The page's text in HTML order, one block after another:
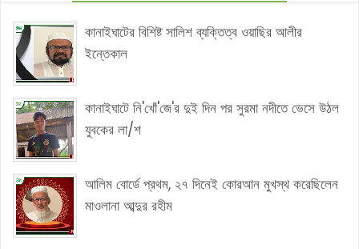
কানাইঘাটের বিশিষ্ট সালিশ ব্যক্তিত্ব ওয়াছির আলীর
ইন্তেকাল
কানাইঘাটে নি'খোঁ'জে'র দুই দিন পর সুরমা নদীতে ভেসে উঠল
যুবকের লা/শ
আলিম বোর্ডে প্রথম, ২৭ দিনেই কোরআন মুখস্থ করেছিলেন
মাওলানা আব্দুর রহীম